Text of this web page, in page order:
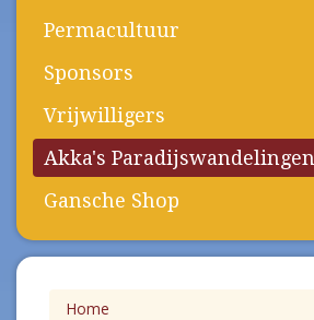
Permacultuur
Sponsors
Vrijwilligers
Akka's Paradijswandelingen
Gansche Shop
Home